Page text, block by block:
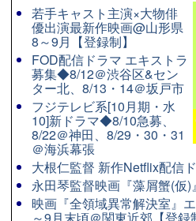
若手キャスト主演×大物俳
優出演最新作映画@山形県
8～9月【登録制】
FOD配信ドラマ エキストラ
募集◆8/12＠渋谷区&セン
ター北、8/13・14＠坂戸市
フジテレビ系[10月期・水
10]新ドラマ◆8/10急募、
8/22＠神田、8/29・30・31
＠海浜幕張
大根仁監督 新作Netflix配信
永田琴監督映画『藻屑蟹(仮
映画『全領域異常解決室』
～9月末頃＠関東近郊【登録